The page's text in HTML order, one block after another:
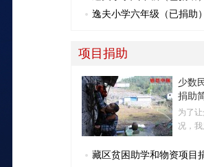
逸夫小学六年级（已捐助
项目捐助
少数
捐助
为了
况，
藏区贫困助学和物资项目